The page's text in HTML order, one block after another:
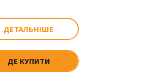
ДЕТАЛЬНІШЕ
ДЕ КУПИТИ